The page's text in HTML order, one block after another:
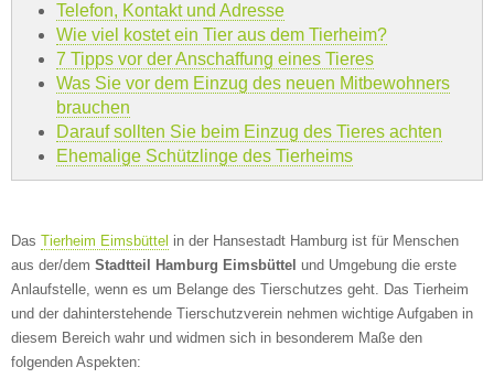
Telefon, Kontakt und Adresse
Wie viel kostet ein Tier aus dem Tierheim?
7 Tipps vor der Anschaffung eines Tieres
Was Sie vor dem Einzug des neuen Mitbewohners
brauchen
Darauf sollten Sie beim Einzug des Tieres achten
Ehemalige Schützlinge des Tierheims
Das Tierheim Eimsbüttel in der Hansestadt Hamburg ist für Menschen
aus der/dem Stadtteil Hamburg Eimsbüttel und Umgebung die erste
Anlaufstelle, wenn es um Belange des Tierschutzes geht. Das Tierheim
und der dahinterstehende Tierschutzverein nehmen wichtige Aufgaben in
diesem Bereich wahr und widmen sich in besonderem Maße den
folgenden Aspekten: